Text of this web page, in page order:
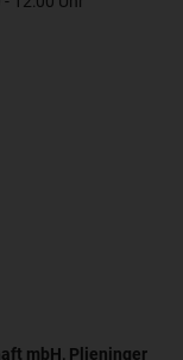
mbH, Plieninger